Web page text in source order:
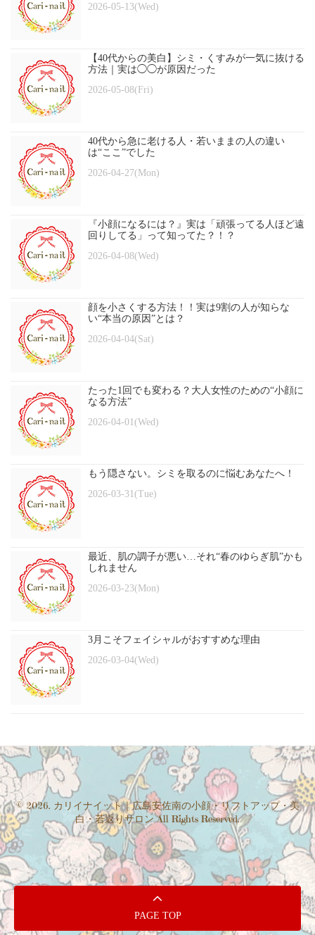
2026-05-13(Wed)
【40代からの美白】シミ・くすみが一気に抜ける
方法｜実は◯◯が原因だった
2026-05-08(Fri)
40代から急に老ける人・若いままの人の違い
は“ここ”でした
2026-04-27(Mon)
『小顔になるには？』実は「頑張ってる人ほど遠
回りしてる」って知ってた？！？
2026-04-08(Wed)
顔を小さくする方法！！実は9割の人が知らな
い“本当の原因”とは？
2026-04-04(Sat)
たった1回でも変わる？大人女性のための“小顔に
なる方法”
2026-04-01(Wed)
もう隠さない。シミを取るのに悩むあなたへ！
2026-03-31(Tue)
最近、肌の調子が悪い…それ“春のゆらぎ肌”かも
しれません
2026-03-23(Mon)
3月こそフェイシャルがおすすめな理由
2026-03-04(Wed)
© 2026. カリイナイット｜広島安佐南の小顔・リフトアップ・美
白・若返りサロン All Rights Reserved.
PAGE TOP